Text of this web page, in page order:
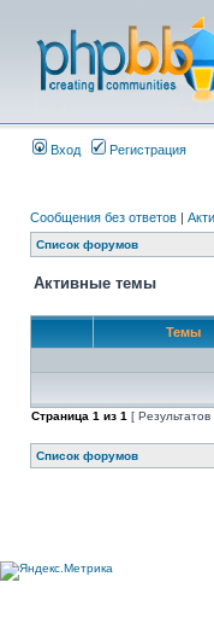
Вход Регистрация
Сообщения без ответов |
Список форумов
Активные темы
Темы
Страница 1 из 1 [ Результатов
Список форумов